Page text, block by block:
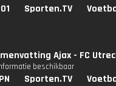
Sporten.TV
Ajax - FC
beschikbaar
Sporten.TV